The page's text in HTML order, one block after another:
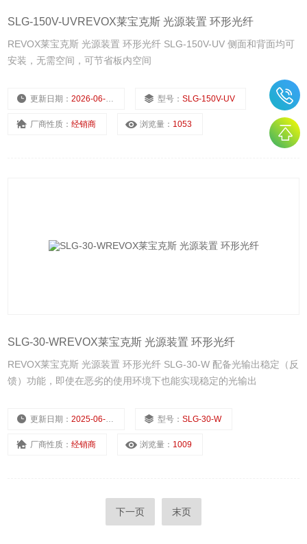
SLG-150V-UVREVOX莱宝克斯 光源装置 环形光纤
REVOX莱宝克斯 光源装置 环形光纤 SLG-150V-UV 侧面和背面均可
安装，无需空间，可节省板内空间
更新日期：2026-06-16 型号：SLG-150V-UV
厂商性质：经销商 浏览量： 1053
SLG-30-WREVOX莱宝克斯 光源装置 环形光纤
REVOX莱宝克斯 光源装置 环形光纤 SLG-30-W 配备光输出稳定（反
馈）功能，即使在恶劣的使用环境下也能实现稳定的光输出
更新日期：2025-06-28 型号：SLG-30-W
厂商性质：经销商 浏览量： 1009
下一页 末页